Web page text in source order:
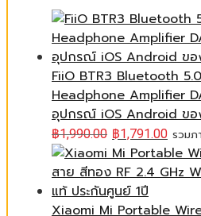
FiiO BTR3 Bluetooth
Headphone Amplifier
อุปกรณ์ iOS Android ขอ
฿1,990.00 ฿1,791.00 รวมภ
Xiaomi Mi Portable